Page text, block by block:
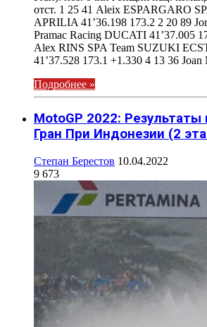
отст. 1 25 41 Aleix ESPARGARO
APRILIA 41’36.198 173.2 2 20 89
Pramac Racing DUCATI 41’37.005
Alex RINS SPA Team SUZUKI
41’37.528 173.1 +1.330 4 13 36
Подробнее »
MotoGP 2022:
Гран При Индонезии (2
Степан Берестов 10.04.2022
9 673